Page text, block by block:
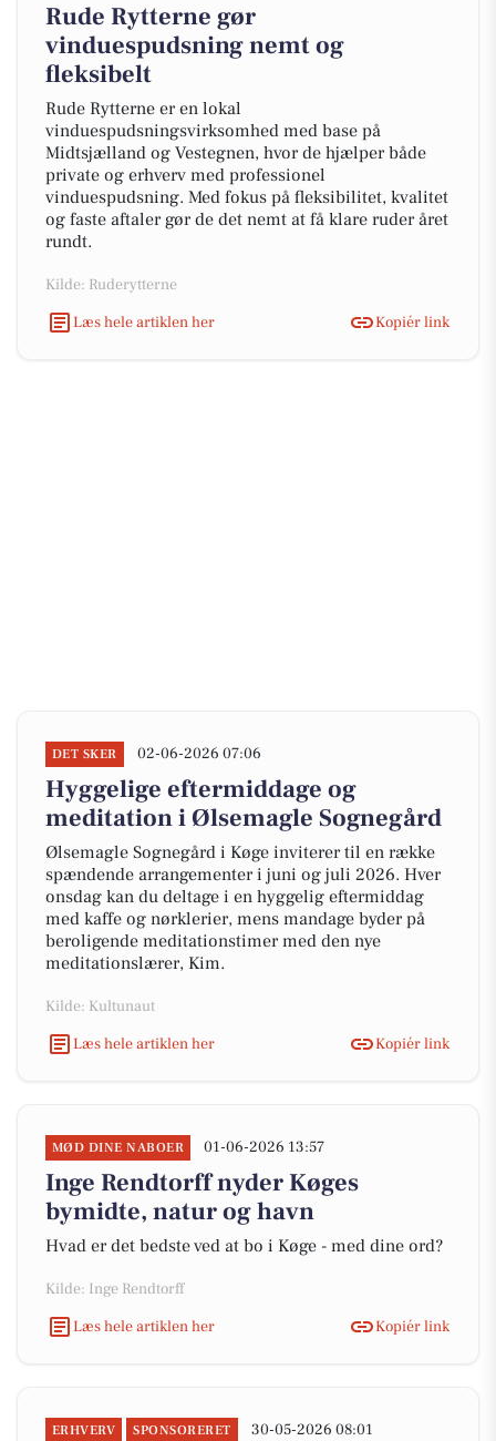
Rude Rytterne gør
vinduespudsning nemt og
fleksibelt
Rude Rytterne er en lokal
vinduespudsningsvirksomhed med base på
Midtsjælland og Vestegnen, hvor de hjælper både
private og erhverv med professionel
vinduespudsning. Med fokus på fleksibilitet, kvalitet
og faste aftaler gør de det nemt at få klare ruder året
rundt.
Kilde: Ruderytterne
Læs hele artiklen her
Kopiér link
DET SKER 02-06-2026 07:06
Hyggelige eftermiddage og
meditation i Ølsemagle Sognegård
Ølsemagle Sognegård i Køge inviterer til en række
spændende arrangementer i juni og juli 2026. Hver
onsdag kan du deltage i en hyggelig eftermiddag
med kaffe og nørklerier, mens mandage byder på
beroligende meditationstimer med den nye
meditationslærer, Kim.
Kilde: Kultunaut
Læs hele artiklen her
Kopiér link
MØD DINE NABOER 01-06-2026 13:57
Inge Rendtorff nyder Køges
bymidte, natur og havn
Hvad er det bedste ved at bo i Køge - med dine ord?
Kilde: Inge Rendtorff
Læs hele artiklen her
Kopiér link
ERHVERV SPONSORERET 30-05-2026 08:01